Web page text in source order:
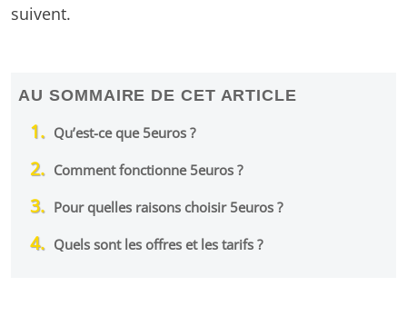
suivent.
AU SOMMAIRE DE CET ARTICLE
Qu’est-ce que 5euros ?
Comment fonctionne 5euros ?
Pour quelles raisons choisir 5euros ?
Quels sont les offres et les tarifs ?